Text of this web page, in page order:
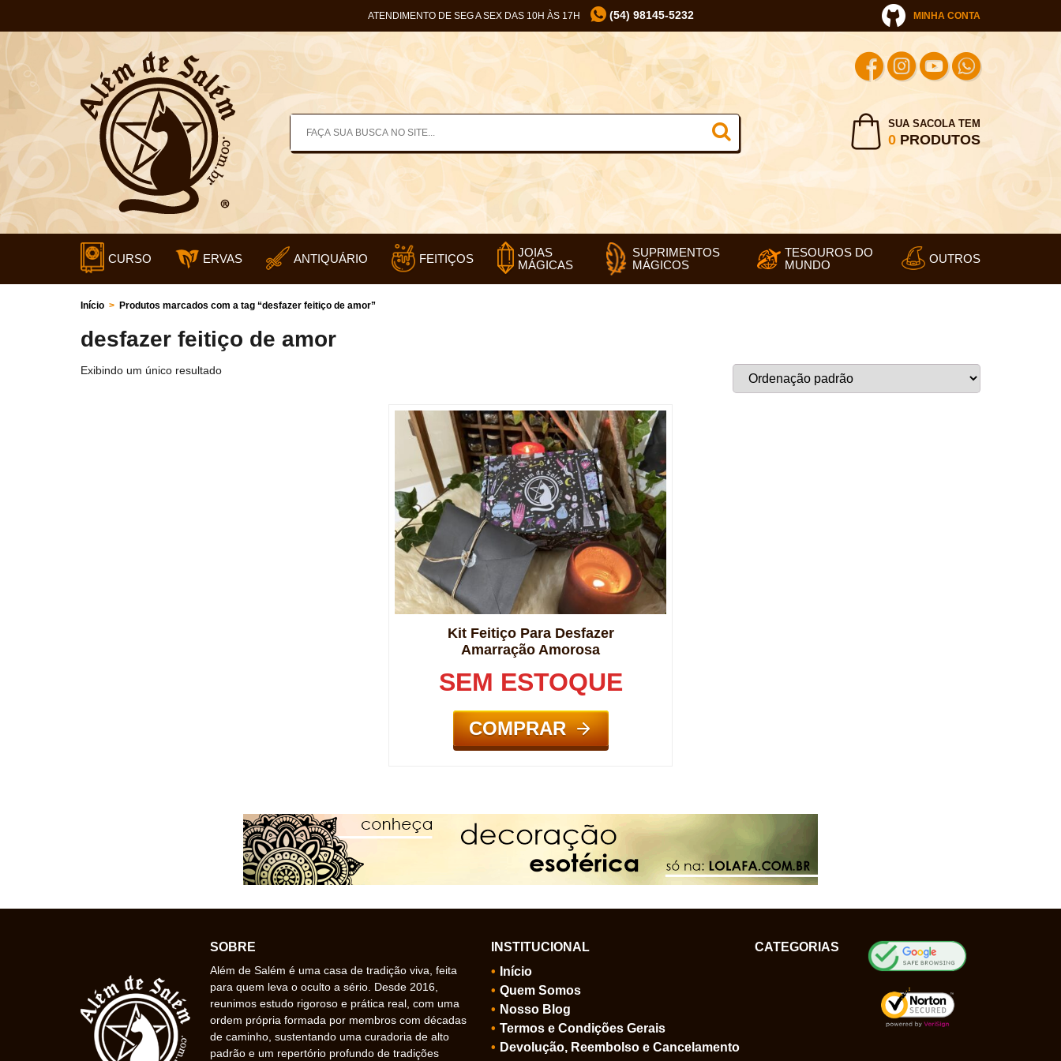
ATENDIMENTO DE SEG A SEX DAS 10H ÀS 17H (54) 98145-5232 MINHA CONTA
SUA SACOLA TEM
0PRODUTOS
CURSO ERVAS ANTIQUÁRIO FEITIÇOS
JOIAS
MÁGICAS
SUPRIMENTOS
MÁGICOS
TESOUROS DO
MUNDO
OUTROS
Início > Produtos marcados com a tag “desfazer feitiço de amor”
desfazer feitiço de amor
Exibindo um único resultado
Kit Feitiço Para Desfazer
Amarração Amorosa
SEM ESTOQUE
COMPRAR
SOBRE
Além de Salém é uma casa de tradição viva, feita
para quem leva o oculto a sério. Desde 2016,
reunimos estudo rigoroso e prática real, com uma
ordem própria formada por membros com décadas
de caminho, sustentando uma curadoria de alto
padrão e um repertório profundo de tradições
INSTITUCIONAL
Início
Quem Somos
Nosso Blog
Termos e Condições Gerais
Devolução, Reembolso e Cancelamento
CATEGORIAS